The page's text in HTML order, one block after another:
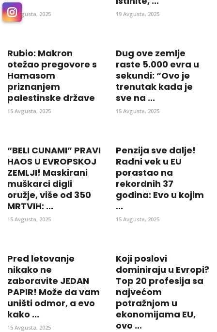
20 Avgusta, 2025 19 Avgusta, 2025
Rubio: Makron
otežao pregovore s
Hamasom
priznanjem
palestinske države
15 Avgusta, 2025
Dug ove zemlje
raste 5.000 evra u
sekundi: “Ovo je
trenutak kada je
sve na ...
15 Avgusta, 2025
“BELI CUNAMI” PRAVI
HAOS U EVROPSKOJ
ZEMLJI! Maskirani
muškarci digli
oružje, više od 350
MRTVIH: ...
15 Avgusta, 2025
Penzija sve dalje!
Radni vek u EU
porastao na
rekordnih 37
godina: Evo u kojim
...
15 Avgusta, 2025
Pred letovanje
nikako ne
zaboravite JEDAN
PAPIR! Može da vam
uništi odmor, a evo
kako ...
15 Avgusta, 2025
Koji poslovi
dominiraju u Evropi?
Top 20 profesija sa
najvećom
potražnjom u
ekonomijama EU,
ovo ...